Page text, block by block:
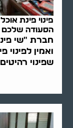
פינוי פינת
הסעודה שלכם
חברת "שי
ואמין לפינוי
שפינוי